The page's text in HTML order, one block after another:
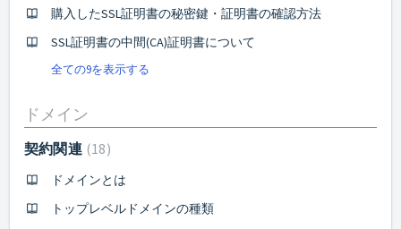
購入したSSL証明書の秘密鍵・証明書の確認方法
SSL証明書の中間(CA)証明書について
全ての9を表示する
ドメイン
契約関連 18
ドメインとは
トップレベルドメインの種類